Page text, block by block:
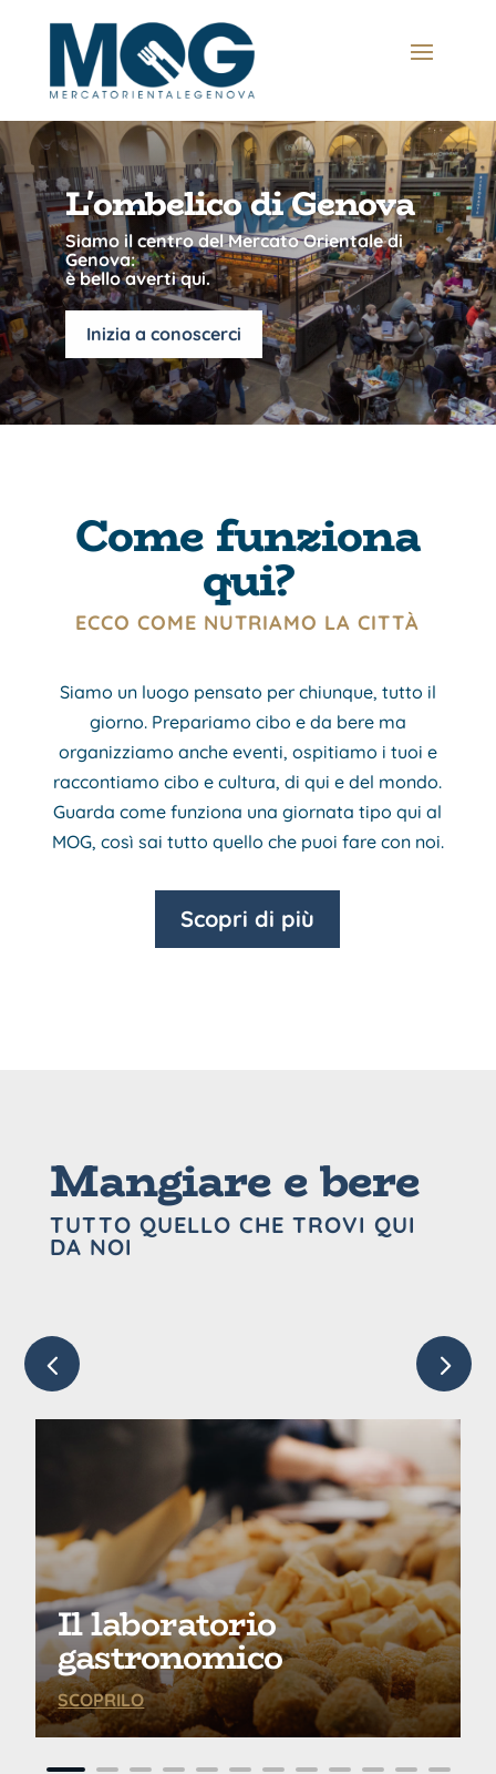
L'ombelico di Genova
Siamo il centro del Mercato Orientale di
Genova:
è bello averti qui.
Inizia a conoscerci
Come funziona
qui?
ECCO COME NUTRIAMO LA CITTÀ
Siamo un luogo pensato per chiunque, tutto il
giorno. Prepariamo cibo e da bere ma
organizziamo anche eventi, ospitiamo i tuoi e
raccontiamo cibo e cultura, di qui e del mondo.
Guarda come funziona una giornata tipo qui al
MOG, così sai tutto quello che puoi fare con noi.
Scopri di più
Mangiare e bere
TUTTO QUELLO CHE TROVI QUI
DA NOI
Il laboratorio
gastronomico
SCOPRILO